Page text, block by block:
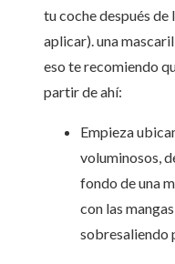
tu coche después de
aplicar). una
eso te recomiendo
partir de ahí:
Empieza
voluminosos,
fondo de una
con las
sobresaliendo